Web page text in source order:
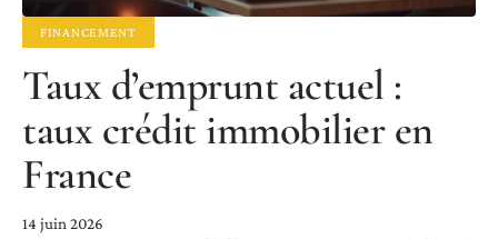
FINANCEMENT
Taux d’emprunt actuel :
taux crédit immobilier en
France
14 juin 2026